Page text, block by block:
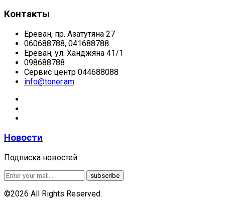
Контакты
Ереван, пр. Азатутяна 27
060688788, 041688788
Ереван, ул. Ханджяна 41/1
098688788
Сервис центр 044688088
info@toner.am
Новости
Подписка новостей
©2026 All Rights Reserved.